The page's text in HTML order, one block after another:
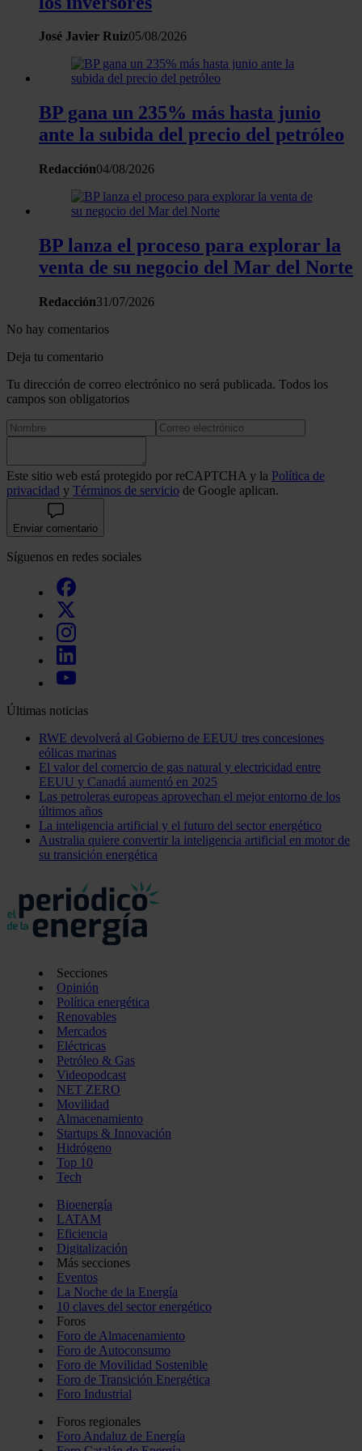
el contenido y los anuncios, ofrecer funciones de redes
sociales y analizar el tráfico. Además, compartimos
información sobre el uso que haga del sitio web con
web, quienes pueden combinarla con otra información
que les haya proporcionado o que hayan recopilado a
José Javier Ruiz05/08/2026
BP gana un 235% más hasta junio
ante la subida del precio del petróleo
Redacción04/08/2026
BP lanza el proceso para explorar la
venta de su negocio del Mar del Norte
Redacción31/07/2026
No hay comentarios
Deja tu comentario
Tu dirección de correo electrónico no será publicada. Todos los
campos son obligatorios
Este sitio web está protegido por reCAPTCHA y la Política de
privacidad y Términos de servicio de Google aplican.
Enviar comentario
Síguenos en redes sociales
Últimas noticias
RWE devolverá al Gobierno de EEUU tres concesiones
eólicas marinas
El valor del comercio de gas natural y electricidad entre
EEUU y Canadá aumentó en 2025
Las petroleras europeas aprovechan el mejor entorno de los
últimos años
La inteligencia artificial y el futuro del sector energético
Australia quiere convertir la inteligencia artificial en motor de
su transición energética
Secciones
Opinión
Política energética
Renovables
Mercados
Eléctricas
Petróleo & Gas
Videopodcast
NET ZERO
Movilidad
Almacenamiento
Startups & Innovación
Hidrógeno
Top 10
Tech
Bioenergía
LATAM
Eficiencia
Digitalización
Más secciones
Eventos
La Noche de la Energía
10 claves del sector energético
Foros
Foro de Almacenamiento
Foro de Autoconsumo
Foro de Movilidad Sostenible
Foro de Transición Energética
Foro Industrial
Foros regionales
Foro Andaluz de Energía